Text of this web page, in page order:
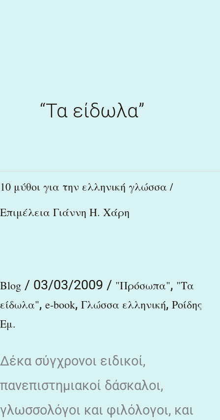
“Τα είδωλα”
10 μύθοι για την ελληνική γλώσσα /
Επιμέλεια Γιάννη Η. Χάρη
Blog / 03/03/2009 / "Πρόσωπα", "Τα
είδωλα", e-book, Γλώσσα ελληνική, Ροίδης
Εμ.
Δέκα σύγχρονοι ειδικοί,
πανεπιστημιακοί δάσκαλοι,
γλωσσολόγοι και φιλόλογοι, και
10
για
γλώσσα
Επιμέλεια
Η.